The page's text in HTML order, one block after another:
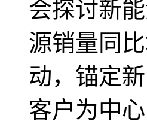
会探讨新
源销量同比
动，锚定
客户为中